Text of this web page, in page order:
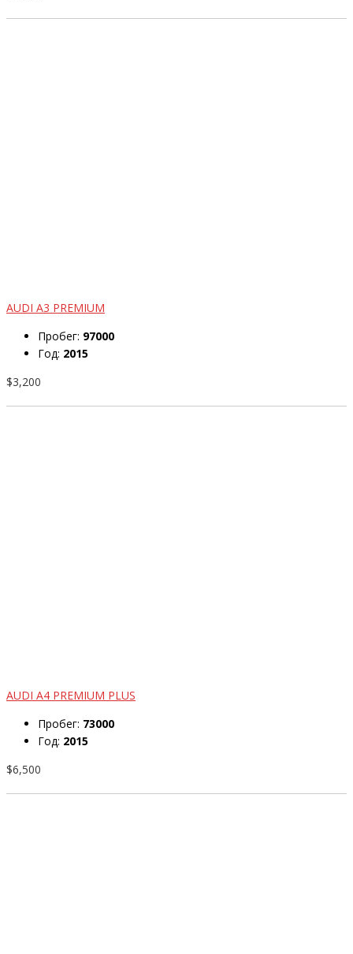
AUDI A3 PREMIUM
Пробег: 97000
Год: 2015
$3,200
AUDI A4 PREMIUM PLUS
Пробег: 73000
Год: 2015
$6,500